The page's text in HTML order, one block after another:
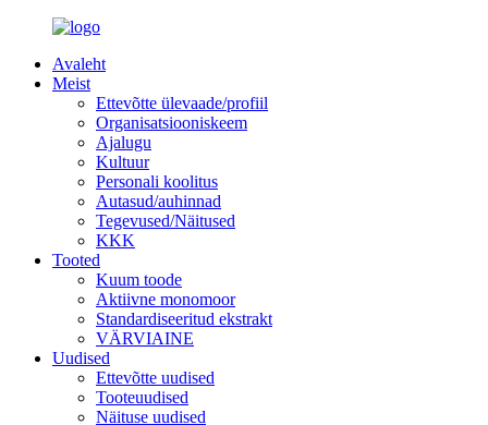
Avaleht
Meist
Ettevõtte ülevaade/profiil
Organisatsiooniskeem
Ajalugu
Kultuur
Personali koolitus
Autasud/auhinnad
Tegevused/Näitused
KKK
Tooted
Kuum toode
Aktiivne monomoor
Standardiseeritud ekstrakt
VÄRVIAINE
Uudised
Ettevõtte uudised
Tooteuudised
Näituse uudised